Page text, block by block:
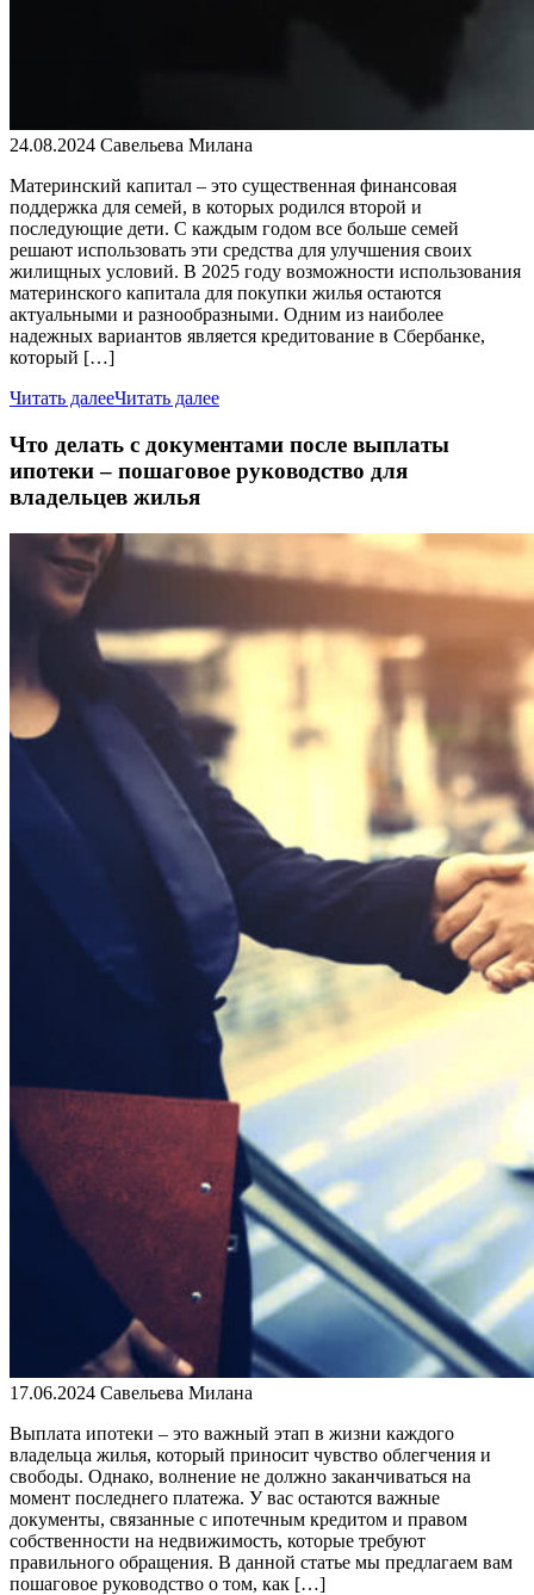
24.08.2024 Савельева Милана
Материнский капитал – это существенная финансовая
поддержка для семей, в которых родился второй и
последующие дети. С каждым годом все больше семей
решают использовать эти средства для улучшения своих
жилищных условий. В 2025 году возможности использования
материнского капитала для покупки жилья остаются
актуальными и разнообразными. Одним из наиболее
надежных вариантов является кредитование в Сбербанке,
который […]
Читать далееЧитать далее
Что делать с документами после выплаты
ипотеки – пошаговое руководство для
владельцев жилья
17.06.2024 Савельева Милана
Выплата ипотеки – это важный этап в жизни каждого
владельца жилья, который приносит чувство облегчения и
свободы. Однако, волнение не должно заканчиваться на
момент последнего платежа. У вас остаются важные
документы, связанные с ипотечным кредитом и правом
собственности на недвижимость, которые требуют
правильного обращения. В данной статье мы предлагаем вам
пошаговое руководство о том, как […]